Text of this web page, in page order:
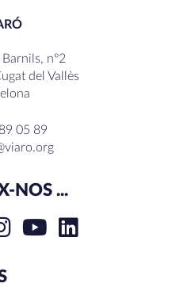
nº2
del Vallès
05 89
NOS ...